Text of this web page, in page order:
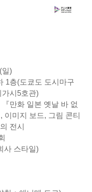
일)
1층(도쿄도 도시마구
시5호관)
만화 일본 옛날 바 없
이미지 보드, 그림 콘티
전시
사 스타일)